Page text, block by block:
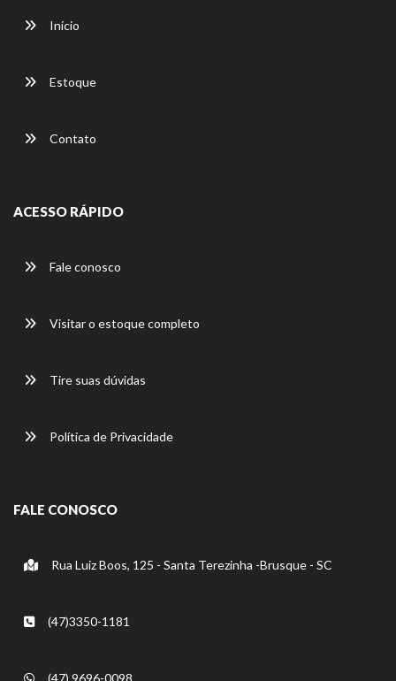
Início
Estoque
Contato
ACESSO RÁPIDO
Fale conosco
Visitar o estoque completo
Tire suas dúvidas
Política de Privacidade
FALE CONOSCO
Rua Luiz Boos, 125 - Santa Terezinha -Brusque - SC
(47)3350-1181
(47) 9696-0098